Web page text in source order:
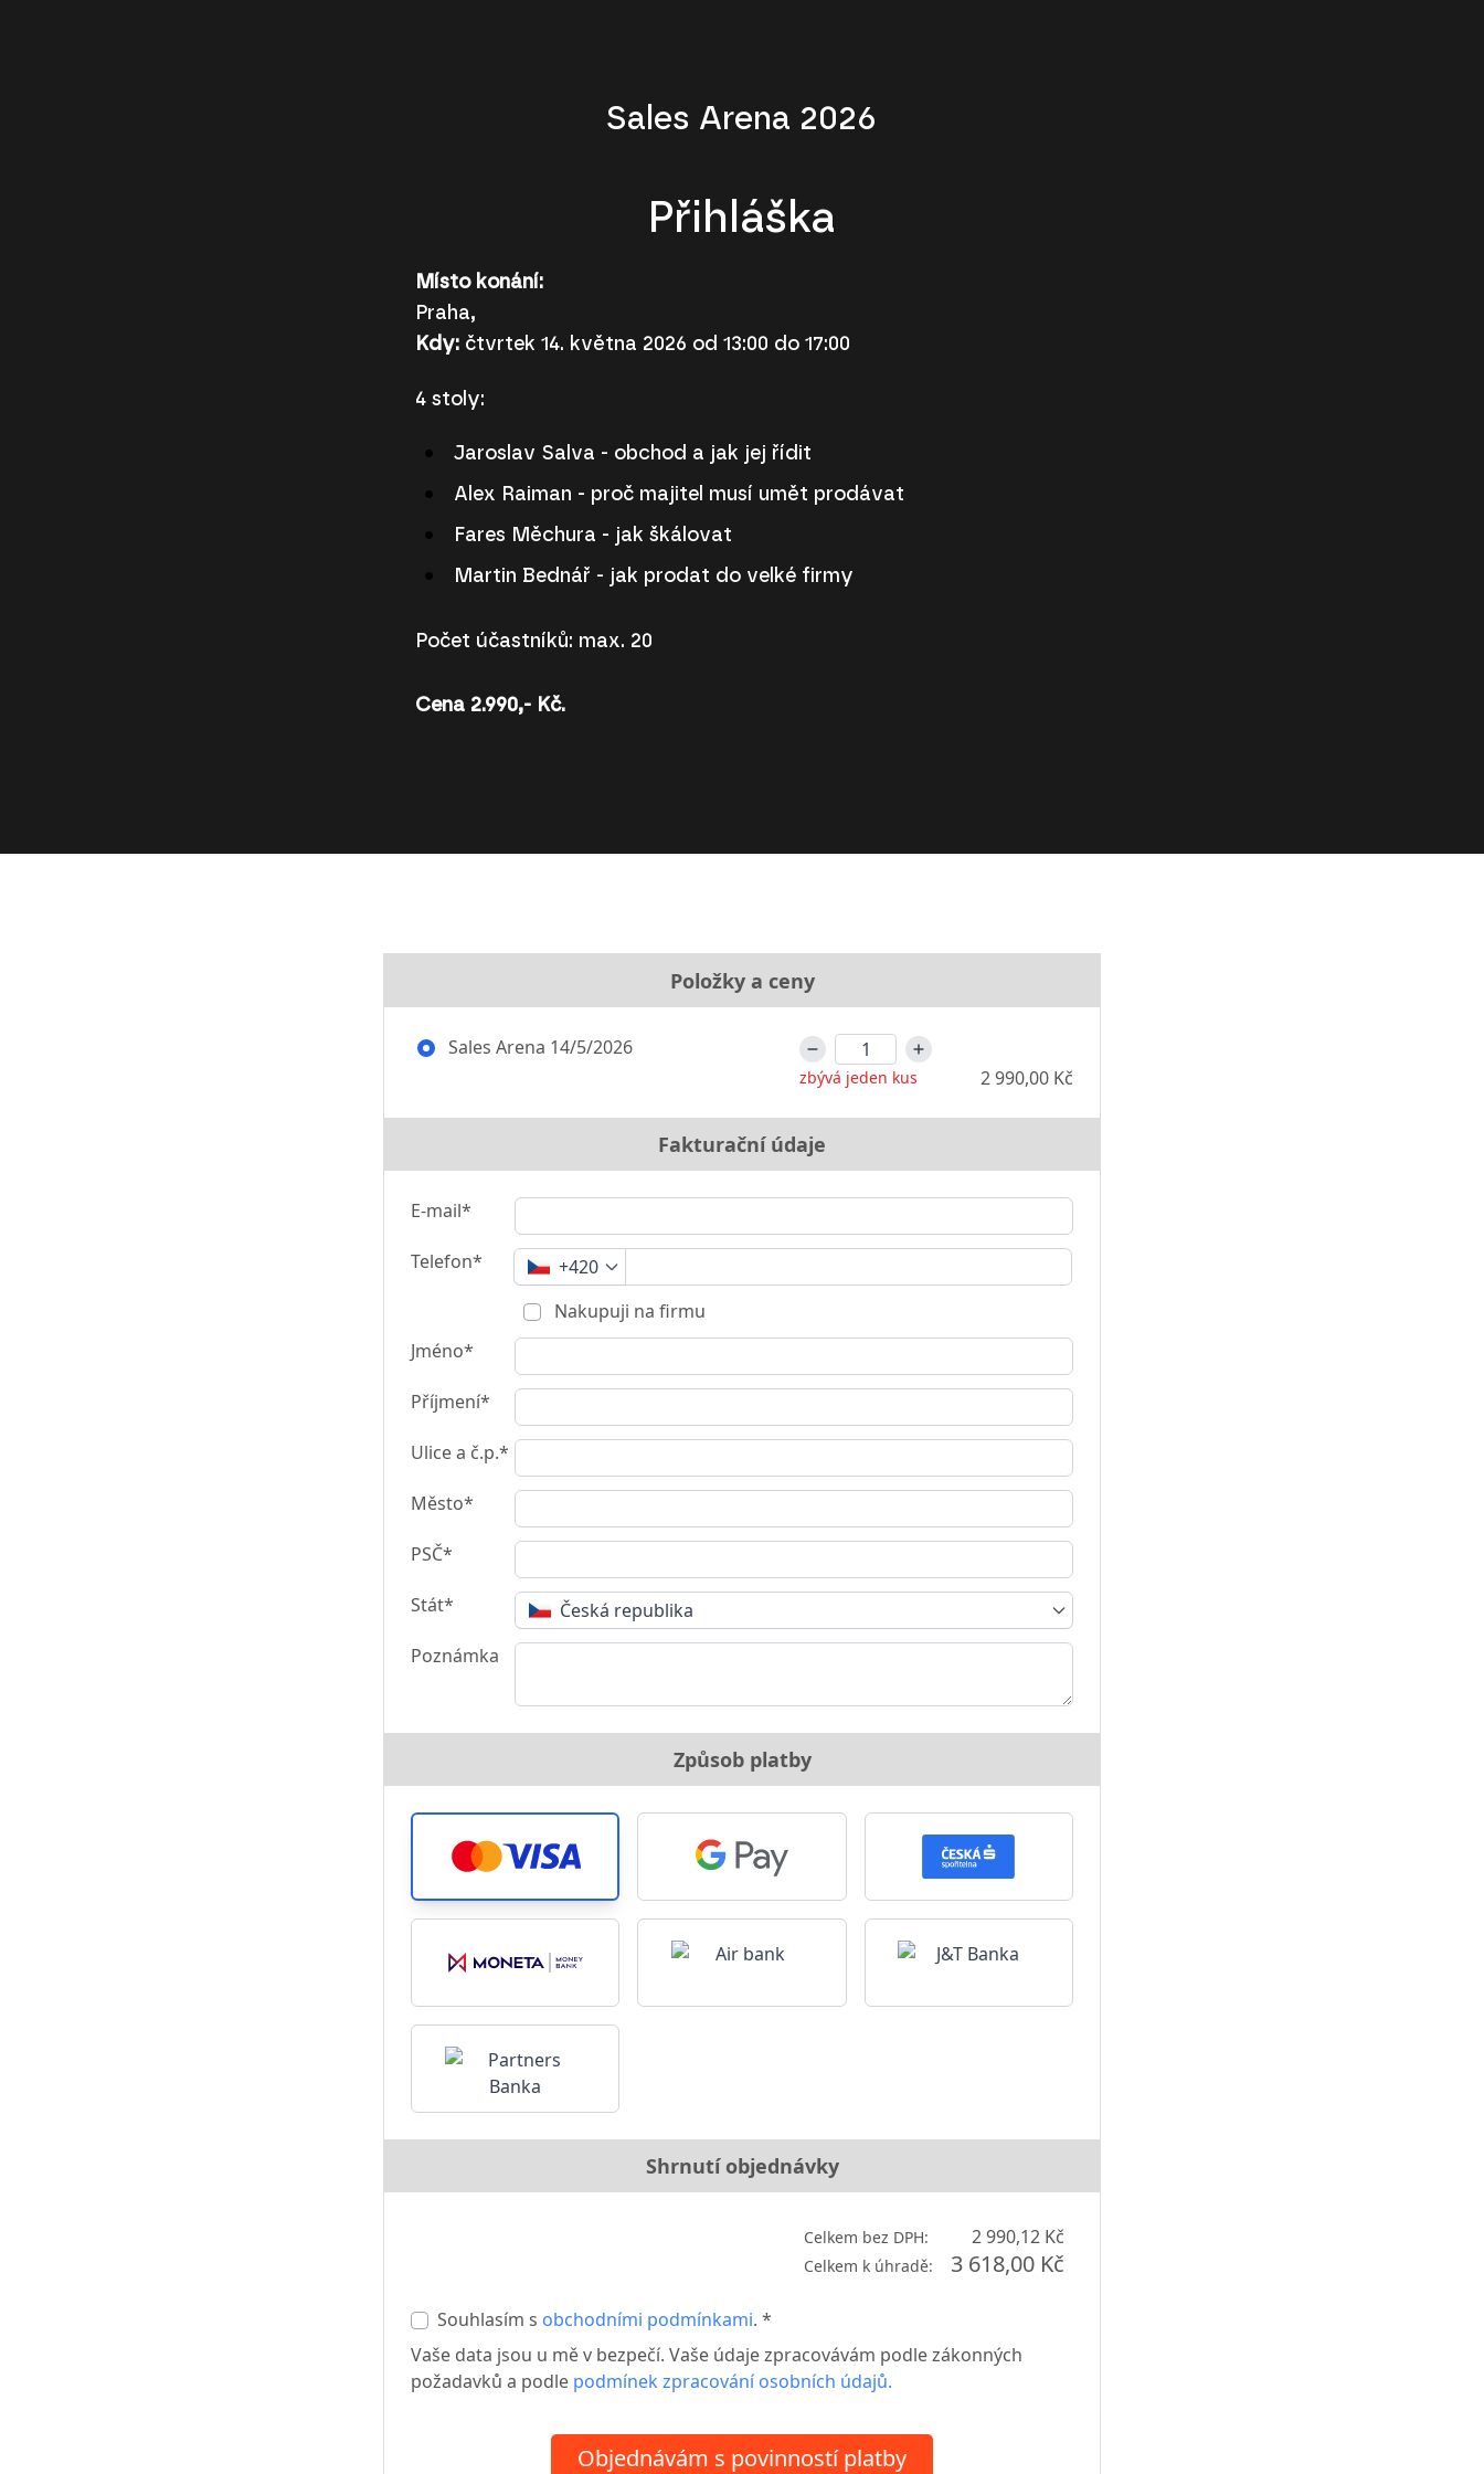
Sales Arena 2026
Přihláška
Místo konání:
Praha,
Kdy:čtvrtek 14. května 2026 od 13:00 do 17:00
4 stoly:
Jaroslav Salva - obchod a jak jej řídit
Alex Raiman - proč majitel musí umět prodávat
Fares Měchura - jak škálovat
Martin Bednář - jak prodat do velké firmy
Počet účastníků: max. 20
Cena 2.990,- Kč.
Položky a ceny
Sales Arena 14/5/2026
zbývá jeden kus 2 990,00 Kč
Fakturační údaje
E-mail*
Telefon*
+420
Nakupuji na firmu
Jméno*
Příjmení*
Ulice a č.p.*
Město*
PSČ*
Stát*
Česká republika
Poznámka
Způsob platby
Shrnutí objednávky
Celkem bez DPH: 2 990,12 Kč
Celkem k úhradě: 3 618,00 Kč
Souhlasím s obchodními podmínkami. *
Vaše data jsou u mě v bezpečí. Vaše údaje zpracovávám podle zákonných
požadavků a podle podmínek zpracování osobních údajů.
Objednávám s povinností platby